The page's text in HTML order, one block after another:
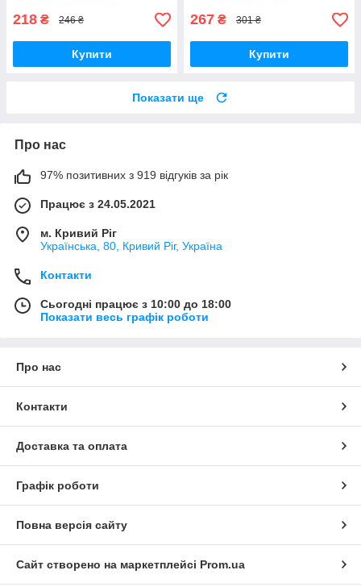
218 ₴ 246 ₴
Купити
267 ₴ 301 ₴
Купити
Показати ще
Про нас
97% позитивних з 919 відгуків за рік
Працює з 24.05.2021
м. Кривий Ріг
Українська, 80, Кривий Ріг, Україна
Контакти
Сьогодні працює з 10:00 до 18:00
Показати весь графік роботи
Про нас
Контакти
Доставка та оплата
Графік роботи
Повна версія сайту
Сайт створено на маркетплейсі Prom.ua